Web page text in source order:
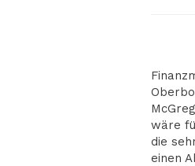
wäre
die
einen